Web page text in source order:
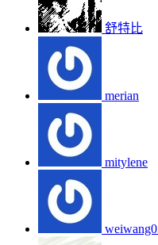
舒特比
merian
mitylene